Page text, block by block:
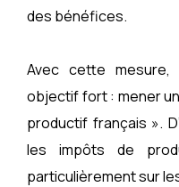
des bénéfices.
Avec cette mesure,
objectif fort : mener
productif français ».
les impôts de
particulièrement sur